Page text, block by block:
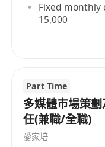
Fixed monthly
15,000
Part Time
多媒體巿場策
任(兼職/全職)
愛家培